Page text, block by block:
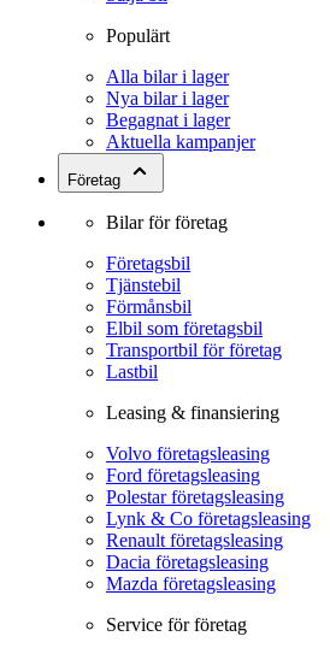
Populärt
Alla bilar i lager
Nya bilar i lager
Begagnat i lager
Aktuella kampanjer
Företag
Bilar för företag
Företagsbil
Tjänstebil
Förmånsbil
Elbil som företagsbil
Transportbil för företag
Lastbil
Leasing & finansiering
Volvo företagsleasing
Ford företagsleasing
Polestar företagsleasing
Lynk & Co företagsleasing
Renault företagsleasing
Dacia företagsleasing
Mazda företagsleasing
Service för företag